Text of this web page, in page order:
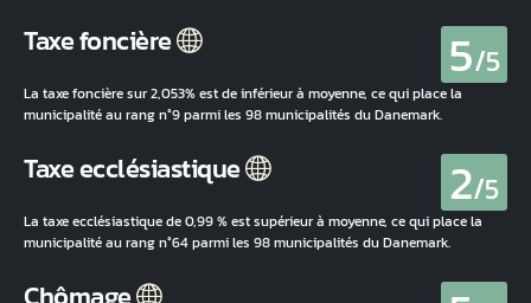
Taxe foncière 5/5
La taxe foncière sur 2,053% est de inférieur à moyenne, ce qui place la
municipalité au rang n°9 parmi les 98 municipalités du Danemark.
Taxe ecclésiastique 2/5
La taxe ecclésiastique de 0,99 % est supérieur à moyenne, ce qui place la
municipalité au rang n°64 parmi les 98 municipalités du Danemark.